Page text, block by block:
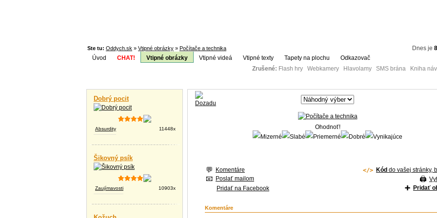
Ste tu: Oddych.sk » Vtipné obrázky » Počítače a technika Dnes je
Úvod
CHAT! Vtipné obrázky Vtipné videá Vtipné texty Tapety na plochu
Odkazovač
Zrušené: Flash hry Webkamery Hlavolamy SMS brána Kniha
Dobrý pocit
Absurdity 11448x
Šikovný psík
Zaujímavosti 10903x
Ohodnoť!
Komentáre
Poslať mailom
Pridať na Facebook
Kód do vašej stránky,
Pridať
Komentáre